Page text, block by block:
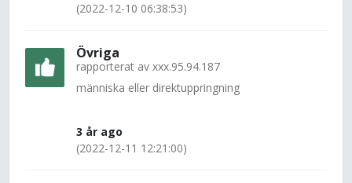
(2022-12-10 06:38:53)
Övriga
rapporterat av xxx.95.94.187
människa eller direktuppringning
3 år ago
(2022-12-11 12:21:00)